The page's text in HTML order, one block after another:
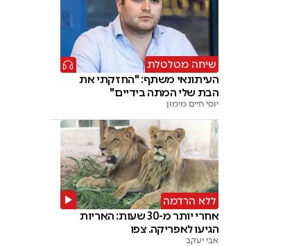
שיחה מטלטלת
העיתונאי משתף: "החזקתי את
הבת שלי המתה בידיים"
יוסי חיים מימון
ללא הרדמה
אחרי יותר מ-30 שעות: האריות
הגיעו לאפריקה. צפו
אבי יעקב